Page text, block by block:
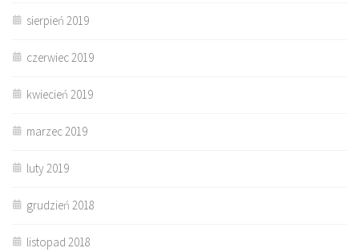
sierpień 2019
czerwiec 2019
kwiecień 2019
marzec 2019
luty 2019
grudzień 2018
listopad 2018